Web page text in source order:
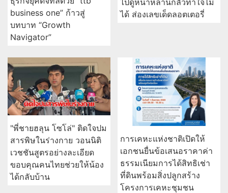
business one” ก้าวสู่
บทบาท “Growth
Navigator”
ไปดูหน้าหลานกลัวทำใจไม่
ได้ ส่องเลขเด็ดลอตเตอรี่
"พี่ชายฮลุน โซโล่" ติดใจปม
สารพิษในร่างกาย วอนนิติ
เวชชันสูตรอย่างละเอียด
ขอบคุณคนไทยช่วยให้น้อง
ได้กลับบ้าน
การเคหะแห่งชาติเปิดให้
เอกชนยื่นข้อเสนอราคาค่า
ธรรมเนียมการได้สิทธิเช่า
ที่ดินพร้อมสิ่งปลูกสร้าง
โครงการเคหะชุมชน